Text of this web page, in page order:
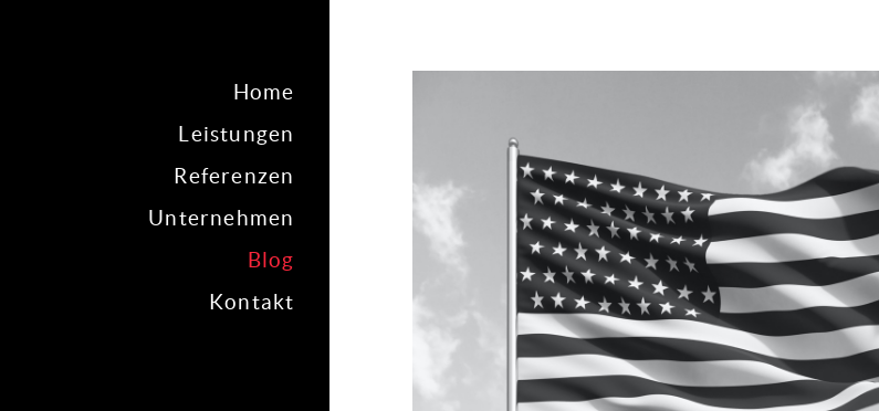
Home
Leistungen
Referenzen
Unternehmen
Blog
Kontakt